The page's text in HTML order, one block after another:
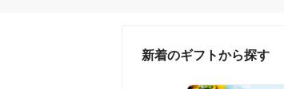
新着のギフトから探す